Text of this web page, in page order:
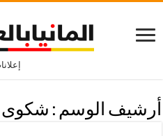
أرشيف الوسم : شكوى